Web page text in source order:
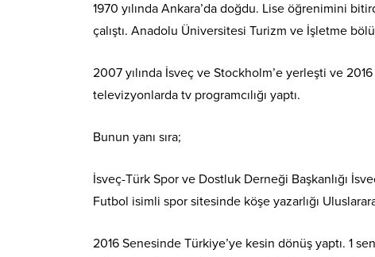
1970 yılında Ankara’da doğdu. Lise öğrenimini
çalıştı. Anadolu Üniversitesi Turizm ve İşletme
2007 yılında İsveç ve Stockholm’e yerleşti ve
televizyonlarda tv programcılığı yaptı.
Bunun yanı sıra;
İsveç-Türk Spor ve Dostluk Derneği Başkanlığı
Futbol isimli spor sitesinde köşe yazarlığı
2016 Senesinde Türkiye’ye kesin dönüş yaptı. 1